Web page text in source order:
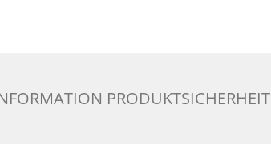
PRODUKTSICHERHEIT